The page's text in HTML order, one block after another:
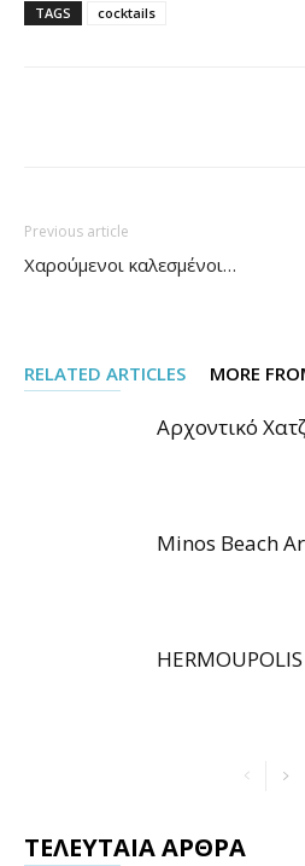
TAGS
cocktails
Previous article
Χαρούμενοι καλεσμένοι…
RELATED ARTICLES MORE
Αρχοντικό
Minos Beach
ΤΕΛΕΥΤΑΙΑ ΑΡΘΡΑ